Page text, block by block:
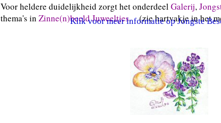
Voor heldere duidelijkheid zorgt het onderdeelGalerij,
thema's in Zinne(n)beeld Juweeltjes. (zie hartvakje in het
Klik voor meer informatie op Jongste